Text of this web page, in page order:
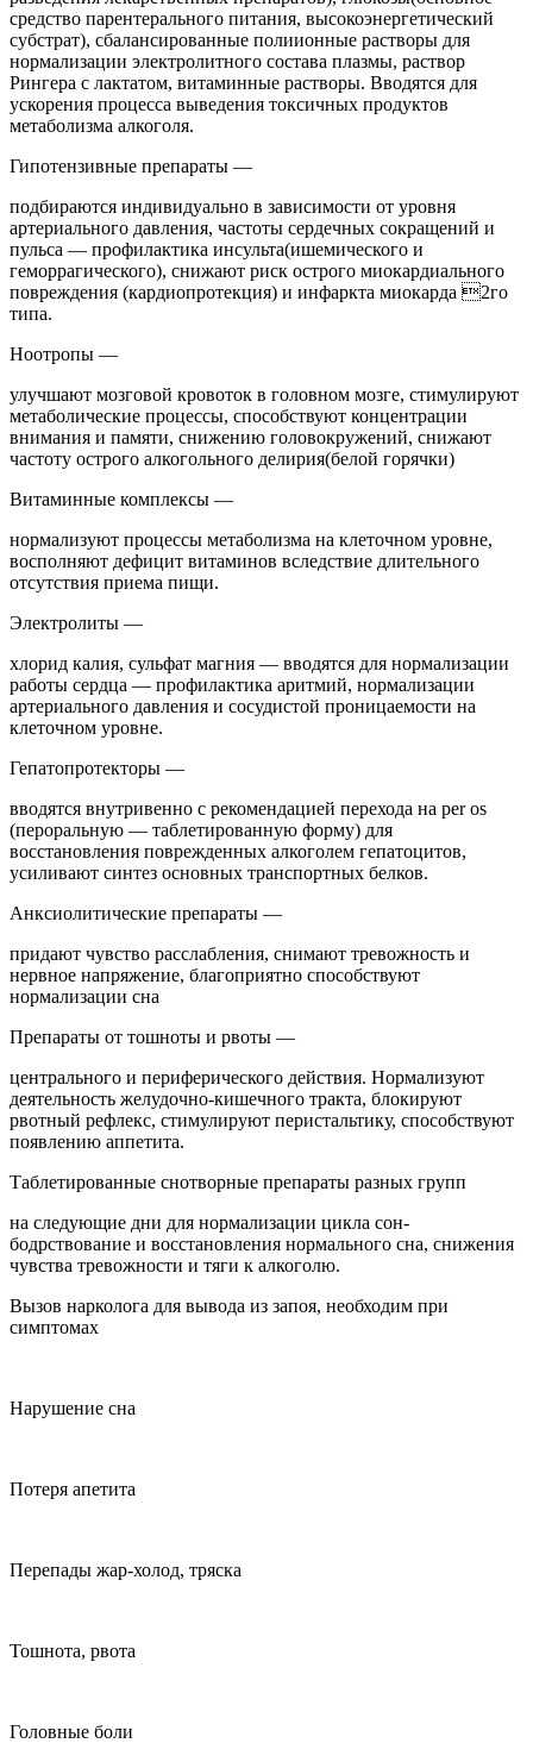
средство парентерального питания, высокоэнергетический
субстрат), сбалансированные полиионные растворы для
нормализации электролитного состава плазмы, раствор
Рингера с лактатом, витаминные растворы. Вводятся для
ускорения процесса выведения токсичных продуктов
метаболизма алкоголя.
Гипотензивные препараты —
подбираются индивидуально в зависимости от уровня
артериального давления, частоты сердечных сокращений и
пульса — профилактика инсульта(ишемического и
геморрагического), снижают риск острого миокардиального
повреждения (кардиопротекция) и инфаркта миокарда 2го
типа.
Ноотропы —
улучшают мозговой кровоток в головном мозге, стимулируют
метаболические процессы, способствуют концентрации
внимания и памяти, снижению головокружений, снижают
частоту острого алкогольного делирия(белой горячки)
Витаминные комплексы —
нормализуют процессы метаболизма на клеточном уровне,
восполняют дефицит витаминов вследствие длительного
отсутствия приема пищи.
Электролиты —
хлорид калия, сульфат магния — вводятся для нормализации
работы сердца — профилактика аритмий, нормализации
артериального давления и сосудистой проницаемости на
клеточном уровне.
Гепатопротекторы —
вводятся внутривенно с рекомендацией перехода на per os
(пероральную — таблетированную форму) для
восстановления поврежденных алкоголем гепатоцитов,
усиливают синтез основных транспортных белков.
Анксиолитические препараты —
придают чувство расслабления, снимают тревожность и
нервное напряжение, благоприятно способствуют
нормализации сна
Препараты от тошноты и рвоты —
центрального и периферического действия. Нормализуют
деятельность желудочно-кишечного тракта, блокируют
рвотный рефлекс, стимулируют перистальтику, способствуют
появлению аппетита.
Таблетированные снотворные препараты разных групп
на следующие дни для нормализации цикла сон-
бодрствование и восстановления нормального сна, снижения
чувства тревожности и тяги к алкоголю.
Вызов нарколога для вывода из запоя, необходим при
симптомах
Нарушение сна
Потеря апетита
Перепады жар-холод, тряска
Тошнота, рвота
Головные боли